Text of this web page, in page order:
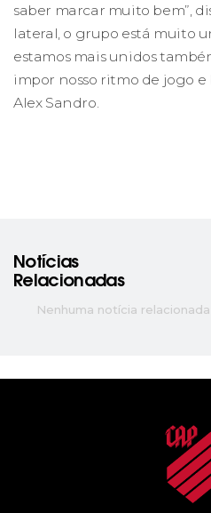
saber marcar muito bem”,
lateral, o grupo está muito
estamos mais unidos
impor nosso ritmo de jogo e
Alex Sandro.
Notícias
Relacionadas
Nenhuma notícia relacionada